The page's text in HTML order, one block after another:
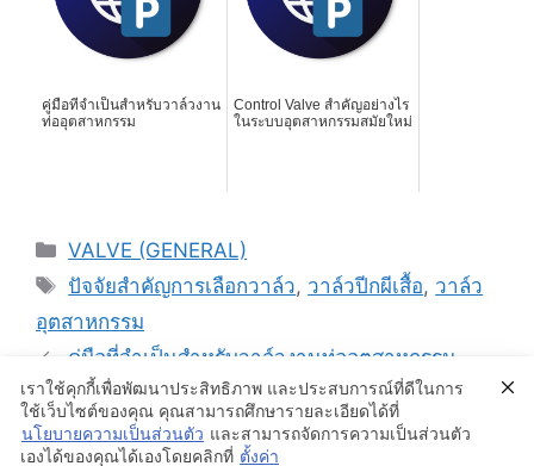
คู่มือที่จำเป็นสำหรับวาล์วงาน
ท่ออุตสาหกรรม
Control Valve สำคัญอย่างไร
ในระบบอุตสาหกรรมสมัยใหม่
Categories
VALVE (GENERAL)
Tags
ปัจจัยสำคัญการเลือกวาล์ว, วาล์วปีกผีเสื้อ, วาล์ว
อุตสาหกรรม
คู่มือที่จำเป็นสำหรับวาล์วงานท่ออุตสาหกรรม
Gas Spring ขนาดสั่งทำตามแบบ
เราใช้คุกกี้เพื่อพัฒนาประสิทธิภาพ และประสบการณ์ที่ดีในการ
ใช้เว็บไซต์ของคุณ คุณสามารถศึกษารายละเอียดได้ที่
นโยบายความเป็นส่วนตัว และสามารถจัดการความเป็นส่วนตัว
เองได้ของคุณได้เองโดยคลิกที่ ตั้งค่า